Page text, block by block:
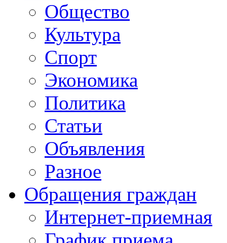
Общество
Культура
Спорт
Экономика
Политика
Статьи
Объявления
Разное
Обращения граждан
Интернет-приемная